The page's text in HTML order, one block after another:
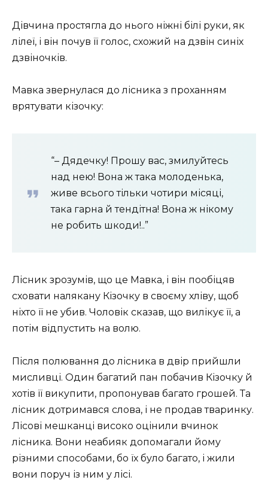
Дівчина простягла до нього ніжні білі руки, як
лілеї, і він почув її голос, схожий на дзвін синіх
дзвіночків.
Мавка звернулася до лісника з проханням
врятувати кізочку:
“– Дядечку! Прошу вас, змилуйтесь
над нею! Вона ж така молоденька,
живе всього тільки чотири місяці,
така гарна й тендітна! Вона ж нікому
не робить шкоди!..”
Лісник зрозумів, що це Мавка, і він пообіцяв
сховати налякану Кізочку в своєму хліву, щоб
ніхто її не убив. Чоловік сказав, що вилікує її, а
потім відпустить на волю.
Після полювання до лісника в двір прийшли
мисливці. Один багатий пан побачив Кізочку й
хотів її викупити, пропонував багато грошей. Та
лісник дотримався слова, і не продав тваринку.
Лісові мешканці високо оцінили вчинок
лісника. Вони неабияк допомагали йому
різними способами, бо їх було багато, і жили
вони поруч із ним у лісі.